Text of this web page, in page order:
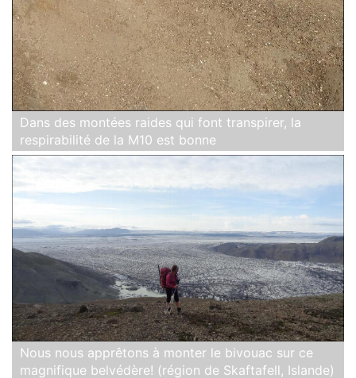
Dans des montées raides qui font transpirer, la
respirabilité de la M10 est bonne
Nous nous apprêtons à monter le bivouac sur ce
magnifique belvédère! (région de Skaftafell, Islande)